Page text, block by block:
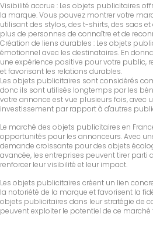
Visibilité accrue : Les objets publicitaires
la marque. Vous pouvez montrer votre
utilisant des stylos, des t-shirts, des sacs
plus de personnes de connaître et de
Création de liens durables : Les objets
émotionnel avec les destinataires. En
une expérience positive pour votre public,
et favorisant les relations durables.
Les objets publicitaires sont considérés
donc ils sont utilisés longtemps par les
votre annonce est vue plusieurs fois, avec
investissement par rapport à d'autres
Le marché des objets publicitaires en
opportunités pour les annonceurs. Avec
demande croissante pour des objets
avancée, les entreprises peuvent tirer parti
renforcer leur visibilité et leur impact.
Les objets publicitaires créent un lien
la notoriété de la marque et favorisent la
objets publicitaires dans leur stratégie de
peuvent exploiter le potentiel de ce marché